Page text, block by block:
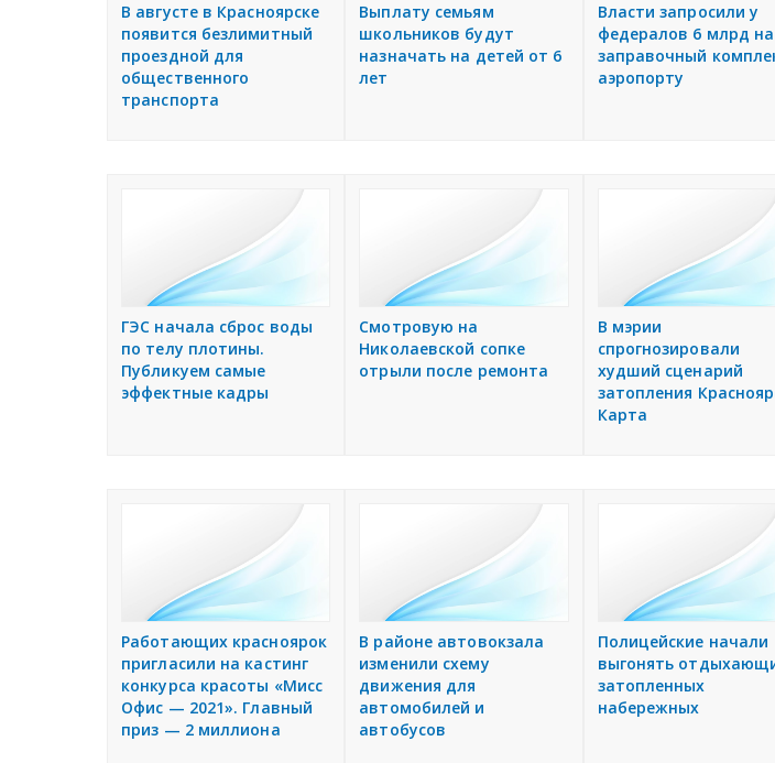
В августе в Красноярске
появится безлимитный
проездной для
общественного
транспорта
Выплату семьям
школьников будут
назначать на детей от 6
лет
Власти запросили у
федералов 6 млрд на
заправочный
аэропорту
ГЭС начала сброс воды
по телу плотины.
Публикуем самые
эффектные кадры
Смотровую на
Николаевской сопке
отрыли после ремонта
В мэрии
спрогнозировали
худший сценарий
затопления
Карта
Работающих красноярок
пригласили на кастинг
конкурса красоты «Мисс
Офис — 2021». Главный
приз — 2 миллиона
В районе автовокзала
изменили схему
движения для
автомобилей и
автобусов
Полицейские начали
выгонять
затопленных
набережных